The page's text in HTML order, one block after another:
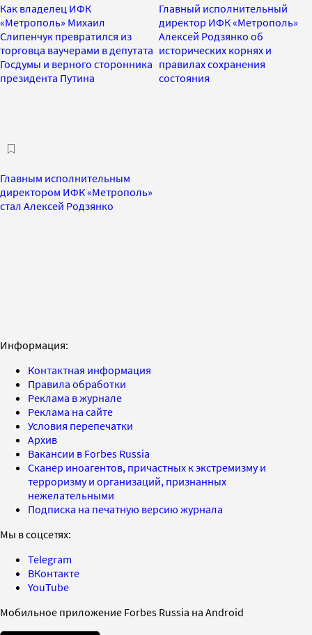
Как владелец ИФК
«Метрополь» Михаил
Слипенчук превратился из
торговца ваучерами в депутата
Госдумы и верного сторонника
президента Путина
Главный исполнительный
директор ИФК «Метрополь»
Алексей Родзянко об
исторических корнях и
правилах сохранения
состояния
Главным исполнительным
директором ИФК «Метрополь»
стал Алексей Родзянко
Информация:
Контактная информация
Правила обработки
Реклама в журнале
Реклама на сайте
Условия перепечатки
Архив
Вакансии в Forbes Russia
Сканер иноагентов, причастных к экстремизму и
терроризму и организаций, признанных
нежелательными
Подписка на печатную версию журнала
Мы в соцсетях:
Telegram
ВКонтакте
YouTube
Мобильное приложение Forbes Russia на Android